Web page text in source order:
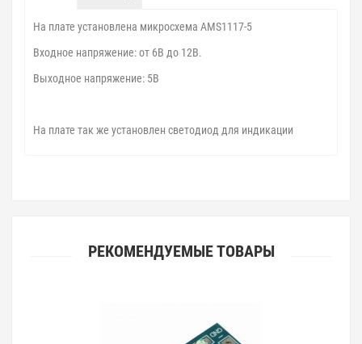
На плате установлена микросхема AMS1117-5
Входное напряжение: от 6В до 12В.
Выходное напряжение: 5В
На плате так же установлен светодиод для индикации
РЕКОМЕНДУЕМЫЕ ТОВАРЫ